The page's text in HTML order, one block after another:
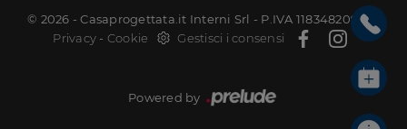
© 2026 - Casaprogettata.it Interni Srl - P.IVA 11834820968 |
Privacy - Cookie Gestisci i consensi
Powered by